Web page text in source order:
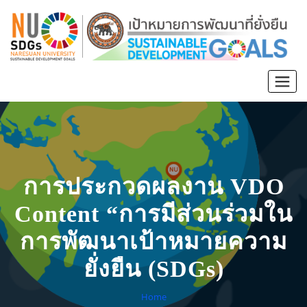
การประกวดผลงาน VDO
Content “การมีส่วนร่วมใน
การพัฒนาเป้าหมายความ
ยั่งยืน (SDGs)
Home